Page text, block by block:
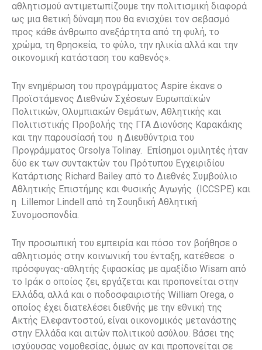
αθλητισμού αντιμετωπίζουμε την πολιτισμική διαφορά
ως μια θετική δύναμη που θα ενισχύει τον σεβασμό
προς κάθε άνθρωπο ανεξάρτητα από τη φυλή, το
χρώμα, τη θρησκεία, το φύλο, την ηλικία αλλά και την
οικονομική κατάσταση του καθενός».
Την ενημέρωση του προγράμματος Aspire έκανε ο
Προϊστάμενος Διεθνών Σχέσεων Ευρωπαϊκών
Πολιτικών, Ολυμπιακών Θεμάτων, Αθλητικής και
Πολιτιστικής Προβολής της ΓΓΑ Διονύσης Καρακάκης
και την παρουσίασή του η Διευθύντρια του
Προγράμματος Orsolya Tolinay.
Επίσημοι ομιλητές ήταν
δύο εκ των συντακτών του Πρότυπου Εγχειριδίου
Κατάρτισης Richard Bailey από το Διεθνές Συμβούλιο
Αθλητικής Επιστήμης και Φυσικής Αγωγής (ICCSPE) και
η
Lillemor Lindell από τη Σουηδική Αθλητική
Συνομοσπονδία.
Την προσωπική του εμπειρία και πόσο τον βοήθησε ο
αθλητισμός στην κοινωνική του ένταξη, κατέθεσε ο
πρόσφυγας-αθλητής ξιφασκίας με αμαξίδιο Wisam από
το Ιράκ ο οποίος ζει, εργάζεται και προπονείται στην
Ελλάδα, αλλά και ο ποδοσφαιριστής William Orega, ο
οποίος έχει διατελέσει διεθνής με την εθνική της
Ακτής Ελεφαντοστού, είναι οικονομικός μετανάστης
στην Ελλάδα και αιτών πολιτικού ασύλου. Βάσει της
ισχύουσας νομοθεσίας, όμως αν και προπονείται σε